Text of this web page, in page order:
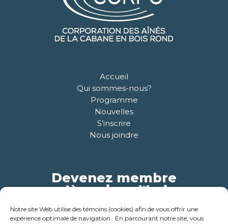
Notre site Web utilise des témoins (cookies) afin de vous offrir une
expérience optimale de navigation. En parcourant notre site, vous
Accueil
Qui sommes-nous?
Programme
Nouvelles
S’inscrire
Nous joindre
Devenez membre
dès aujourd'hui
Pour plus d'informations